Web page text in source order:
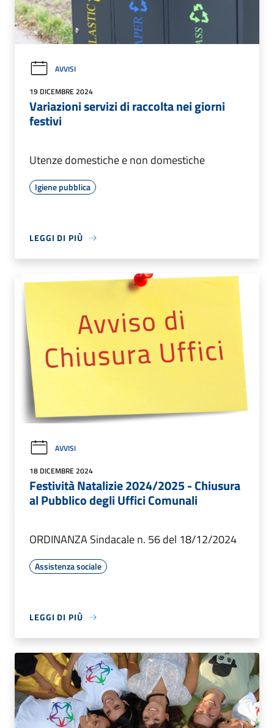
AVVISI
19 DICEMBRE 2024
Variazioni servizi di raccolta nei giorni
festivi
Utenze domestiche e non domestiche
Igiene pubblica
LEGGI DI PIÙ
AVVISI
18 DICEMBRE 2024
Festività Natalizie 2024/2025 - Chiusura
al Pubblico degli Uffici Comunali
ORDINANZA Sindacale n. 56 del 18/12/2024
Assistenza sociale
LEGGI DI PIÙ